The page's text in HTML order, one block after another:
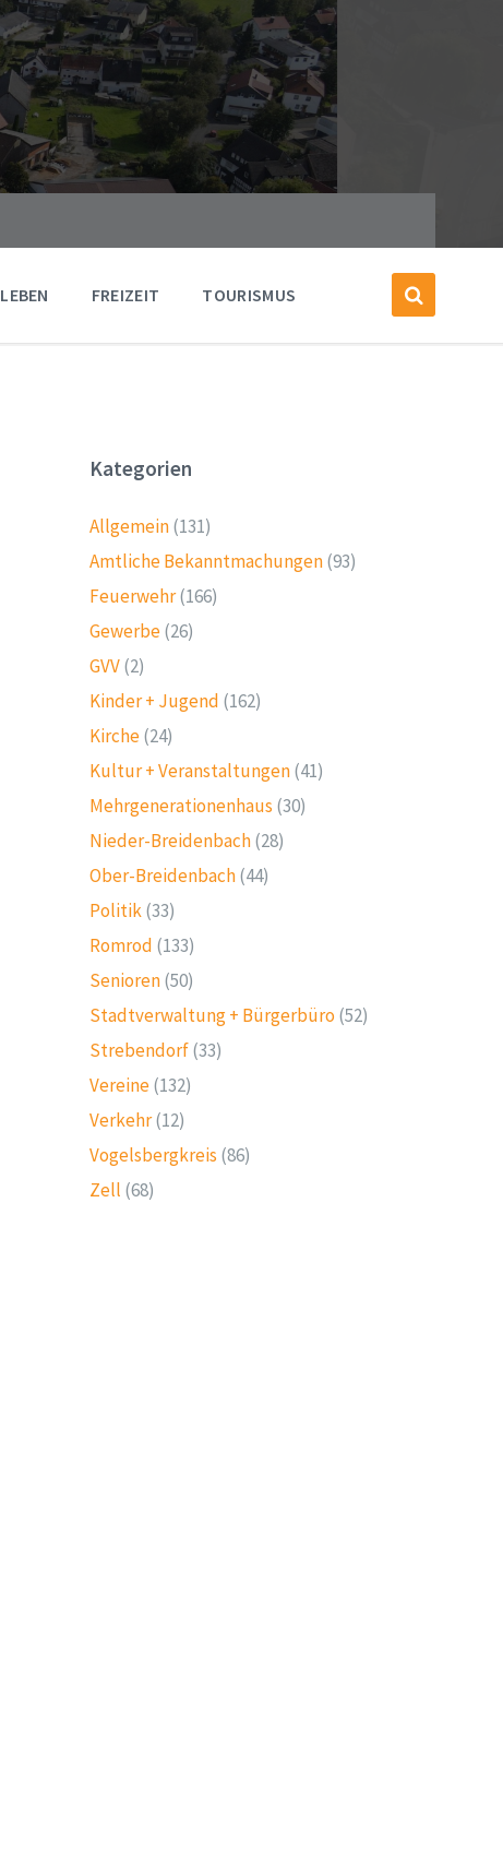
LEBEN FREIZEIT TOURISMUS
Kategorien
Allgemein(131)
Amtliche Bekanntmachungen(93)
Feuerwehr(166)
Gewerbe(26)
GVV(2)
Kinder + Jugend (162)
Kirche(24)
Kultur + Veranstaltungen(41)
Mehrgenerationenhaus (30)
Nieder-Breidenbach(28)
Ober-Breidenbach(44)
Politik(33)
Romrod (133)
Senioren(50)
Stadtverwaltung + Bürgerbüro (52)
Strebendorf(33)
Vereine(132)
Verkehr(12)
Vogelsbergkreis (86)
Zell (68)